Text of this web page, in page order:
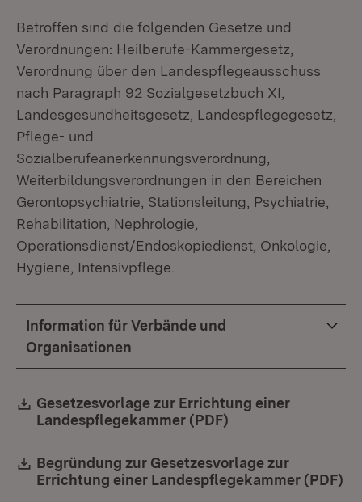
Betroffen sind die folgenden Gesetze und
Verordnungen: Heilberufe-Kammergesetz,
Verordnung über den Landespflegeausschuss
nach Paragraph 92 Sozialgesetzbuch XI,
Landesgesundheitsgesetz, Landespflegegesetz,
Pflege- und
Sozialberufeanerkennungsverordnung,
Weiterbildungsverordnungen in den Bereichen
Gerontopsychiatrie, Stationsleitung, Psychiatrie,
Rehabilitation, Nephrologie,
Operationsdienst/Endoskopiedienst, Onkologie,
Hygiene, Intensivpflege.
Information für Verbände und
Organisationen
Download:
Gesetzesvorlage zur Errichtung einer
Landespflegekammer (PDF)
Download:
Begründung zur Gesetzesvorlage zur
Errichtung einer Landespflegekammer (PDF)